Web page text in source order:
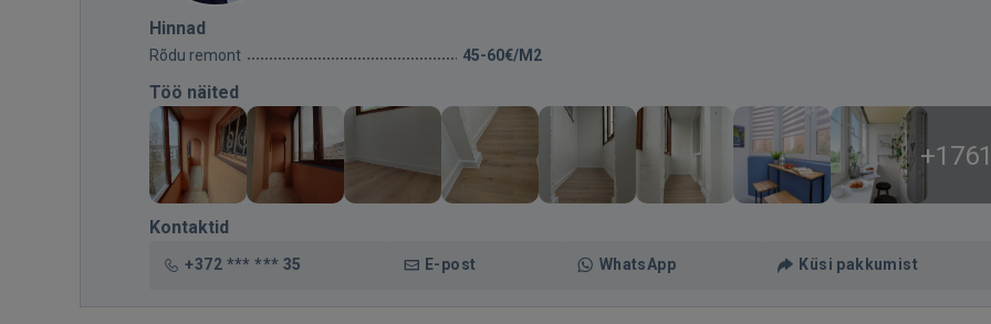
Hinnad
Rõdu remont 45-60€/M2
Töö näited
Kontaktid
+372 *** *** 35 E-post WhatsApp Küsi pakkumist